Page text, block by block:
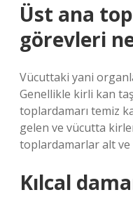
Üst ana
görevleri
Vücuttaki yani
Genellikle kirli kan
toplardamarı temiz
gelen ve vücutta
toplardamarlar alt ve
Kılcal